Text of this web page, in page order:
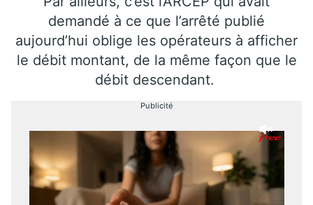
demandé à ce que l’arrêté publié
aujourd’hui oblige les opérateurs à afficher
le débit montant, de la même façon que le
débit descendant.
Publicité